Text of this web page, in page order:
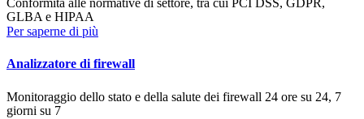
GLBA e HIPAA
Per saperne di più
Analizzatore di firewall
Monitoraggio dello stato e della salute dei firewall 24 ore su 24, 7
giorni su 7